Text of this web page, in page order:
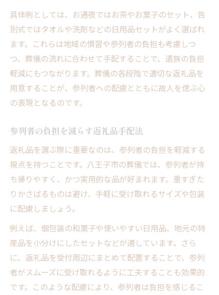
具体例としては、お通夜ではお茶やお菓子のセット、告
別式ではタオルや洗剤などの日用品セットがよく選ばれ
ます。これらは地域の慣習や参列者の負担も考慮しつ
つ、葬儀の流れに合わせて手配することで、遺族の負担
軽減にもつながります。葬儀の各段階で適切な返礼品を
用意することが、参列者への配慮とともに故人を偲ぶ心
の表現となるのです。
参列者の負担を減らす返礼品手配法
返礼品を選ぶ際に重要なのは、参列者の負担を軽減する
視点を持つことです。八王子市の葬儀では、参列者が持
ち帰りやすく、かつ実用的な品が好まれます。重すぎた
りかさばるものは避け、手軽に受け取れるサイズや包装
に配慮しましょう。
例えば、個包装の和菓子や使いやすい日用品、地元の特
産品を小分けにしたセットなどが適しています。さら
に、返礼品を受付周辺にまとめて配置することで、参列
者がスムーズに受け取れるように工夫することも効果的
です。このような配慮により、参列者は負担を感じるこ